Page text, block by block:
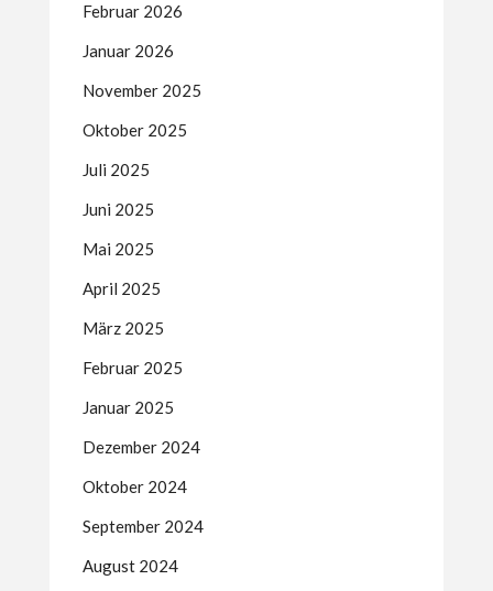
Februar 2026
Januar 2026
November 2025
Oktober 2025
Juli 2025
Juni 2025
Mai 2025
April 2025
März 2025
Februar 2025
Januar 2025
Dezember 2024
Oktober 2024
September 2024
August 2024